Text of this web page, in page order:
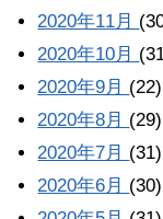
2020年11月
2020年10月
2020年9月 (22)
2020年8月 (29)
2020年7月 (31)
2020年6月 (30)